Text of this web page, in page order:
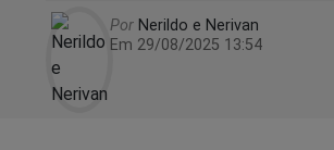
Por Nerildo e Nerivan
Em 29/08/2025 13:54